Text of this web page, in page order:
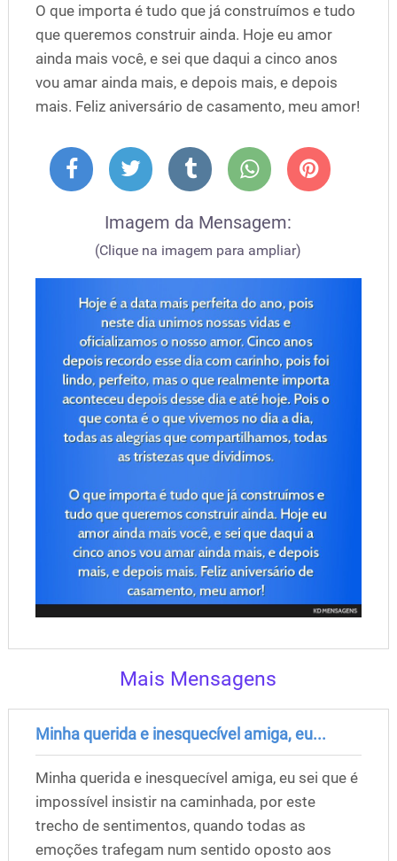
O que importa é tudo que já construímos e tudo
que queremos construir ainda. Hoje eu amor
ainda mais você, e sei que daqui a cinco anos
vou amar ainda mais, e depois mais, e depois
mais. Feliz aniversário de casamento, meu amor!
Imagem da Mensagem:
(Clique na imagem para ampliar)
Mais Mensagens
Minha querida e inesquecível amiga, eu...
Minha querida e inesquecível amiga, eu sei que é
impossível insistir na caminhada, por este
trecho de sentimentos, quando todas as
emoções trafegam num sentido oposto aos